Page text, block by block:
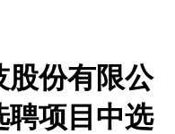
股份有限公
聘项目中选